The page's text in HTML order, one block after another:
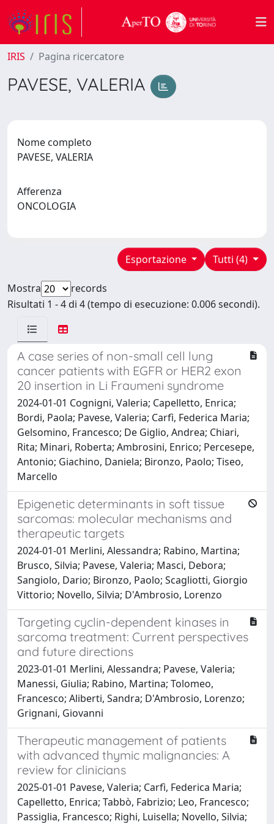
IRIS Pagina ricercatore
PAVESE, VALERIA
Nome completo
PAVESE, VALERIA
Afferenza
ONCOLOGIA
Tutti (4)
Esportazione
Mostra
records
Risultati 1 - 4 di 4 (tempo di esecuzione: 0.006 secondi).
A case series of non-small cell lung
cancer patients with EGFR or HER2 exon
20 insertion in Li Fraumeni syndrome
2024-01-01 Cognigni, Valeria; Capelletto, Enrica;
Bordi, Paola; Pavese, Valeria; Carfì, Federica Maria;
Gelsomino, Francesco; De Giglio, Andrea; Chiari,
Rita; Minari, Roberta; Ambrosini, Enrico; Percesepe,
Antonio; Giachino, Daniela; Bironzo, Paolo; Tiseo,
Marcello
Epigenetic determinants in soft tissue
sarcomas: molecular mechanisms and
therapeutic targets
2024-01-01 Merlini, Alessandra; Rabino, Martina;
Brusco, Silvia; Pavese, Valeria; Masci, Debora;
Sangiolo, Dario; Bironzo, Paolo; Scagliotti, Giorgio
Vittorio; Novello, Silvia; D'Ambrosio, Lorenzo
Targeting cyclin-dependent kinases in
sarcoma treatment: Current perspectives
and future directions
2023-01-01 Merlini, Alessandra; Pavese, Valeria;
Manessi, Giulia; Rabino, Martina; Tolomeo,
Francesco; Aliberti, Sandra; D'Ambrosio, Lorenzo;
Grignani, Giovanni
Therapeutic management of patients
with advanced thymic malignancies: A
review for clinicians
2025-01-01 Pavese, Valeria; Carfì, Federica Maria;
Capelletto, Enrica; Tabbò, Fabrizio; Leo, Francesco;
Passiglia, Francesco; Righi, Luisella; Novello, Silvia;